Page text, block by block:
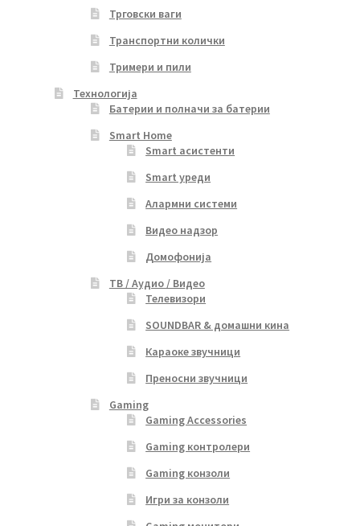
Трговски ваги
Транспортни колички
Тримери и пили
Технологија
Батерии и полначи за батерии
Smart Home
Smart асистенти
Smart уреди
Алармни системи
Видео надзор
Домофонија
ТВ / Аудио / Видео
Телевизори
SOUNDBAR & домашни кина
Караоке звучници
Преносни звучници
Gaming
Gaming Accessories
Gaming контролери
Gaming конзоли
Игри за конзоли